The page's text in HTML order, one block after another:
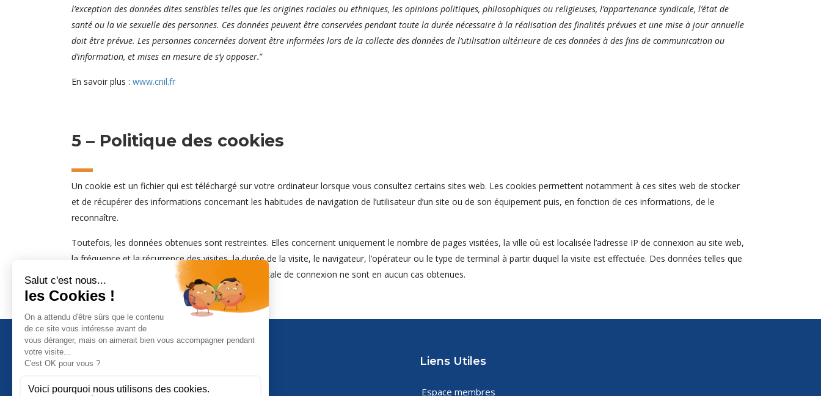
l’exception des données dites sensibles telles que les origines raciales ou ethniques, les opinions politiques, philosophiques ou religieuses, l’appartenance syndicale, l’état de
santé ou la vie sexuelle des personnes. Ces données peuvent être conservées pendant toute la durée nécessaire à la réalisation des finalités prévues et une mise à jour annuelle
doit être prévue. Les personnes concernées doivent être informées lors de la collecte des données de l’utilisation ultérieure de ces données à des fins de communication ou
d’information, et mises en mesure de s’y opposer.”
En savoir plus : www.cnil.fr
5 – Politique des cookies
Un cookie est un fichier qui est téléchargé sur votre ordinateur lorsque vous consultez certains sites web. Les cookies permettent notamment à ces sites web de stocker
et de récupérer des informations concernant les habitudes de navigation de l’utilisateur d’un site ou de son équipement puis, en fonction de ces informations, de le
reconnaître.
Toutefois, les données obtenues sont restreintes. Elles concernent uniquement le nombre de pages visitées, la ville où est localisée l’adresse IP de connexion au site web,
la fréquence et la récurrence des visites, la durée de la visite, le navigateur, l’opérateur ou le type de terminal à partir duquel la visite est effectuée. Des données telles que
le nom, le prénom de l’utilisateur ou l’adresse postale de connexion ne sont en aucun cas obtenues.
Liens Utiles
Espace membres